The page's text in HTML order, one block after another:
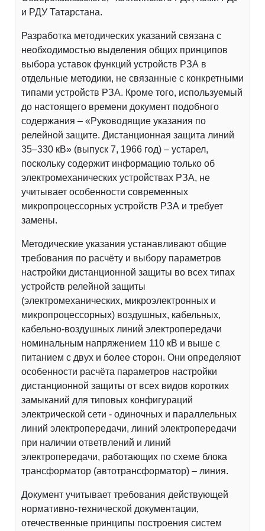
и РДУ Татарстана.
Разработка методических указаний связана с
необходимостью выделения общих принципов
выбора уставок функций устройств РЗА в
отдельные методики, не связанные с конкретными
типами устройств РЗА. Кроме того, используемый
до настоящего времени документ подобного
содержания – «Руководящие указания по
релейной защите. Дистанционная защита линий
35–330 кВ» (выпуск 7, 1966 год) – устарел,
поскольку содержит информацию только об
электромеханических устройствах РЗА, не
учитывает особенности современных
микропроцессорных устройств РЗА и требует
замены.
Методические указания устанавливают общие
требования по расчёту и выбору параметров
настройки дистанционной защиты во всех типах
устройств релейной защиты
(электромеханических, микроэлектронных и
микропроцессорных) воздушных, кабельных,
кабельно-воздушных линий электропередачи
номинальным напряжением 110 кВ и выше с
питанием с двух и более сторон. Они определяют
особенности расчёта параметров настройки
дистанционной защиты от всех видов коротких
замыканий для типовых конфигураций
электрической сети - одиночных и параллельных
линий электропередачи, линий электропередачи
при наличии ответвлений и линий
электропередачи, работающих по схеме блока
трансформатор (автотрансформатор) – линия.
Документ учитывает требования действующей
нормативно-технической документации,
отечественные принципы построения систем